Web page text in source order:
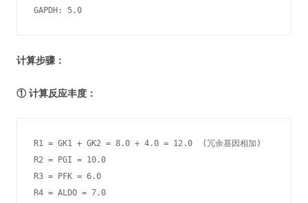
GAPDH: 5.0
计算步骤：
① 计算反应丰度：
R1 = GK1 + GK2 = 8.0 + 4.0 = 12.0  (冗余基因相加)
R2 = PGI = 10.0
R3 = PFK = 6.0
R4 = ALDO = 7.0